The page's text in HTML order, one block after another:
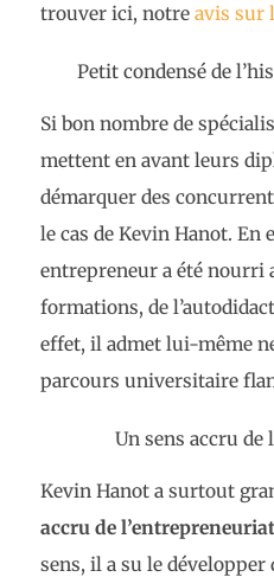
trouver ici, notre avis sur
Petit condensé de
Si bon nombre de
mettent en avant leurs
démarquer des
le cas de Kevin Hanot. En
entrepreneur a été nourri
formations, de
effet, il admet lui-même
parcours universitaire
Un sens accru de
Kevin Hanot a surtout
accru de l’entrepreneuriat
sens, il a su le développer